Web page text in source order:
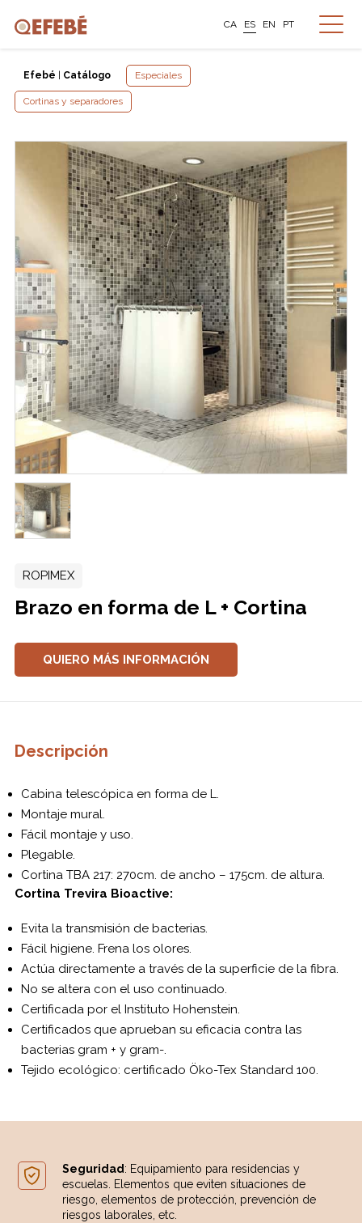
CA ES EN PT
Efebé Catálogo Especiales
Cortinas y separadores
ROPIMEX
Brazo en forma de L + Cortina
QUIERO MÁS INFORMACIÓN
Descripción
Cabina telescópica en forma de L.
Montaje mural.
Fácil montaje y uso.
Plegable.
Cortina TBA 217: 270cm. de ancho – 175cm. de altura.
Cortina Trevira Bioactive:
Evita la transmisión de bacterias.
Fácil higiene. Frena los olores.
Actúa directamente a través de la superficie de la fibra.
No se altera con el uso continuado.
Certificada por el Instituto Hohenstein.
Certificados que aprueban su eficacia contra las
bacterias gram + y gram-.
Tejido ecológico: certificado Öko-Tex Standard 100.
Seguridad : Equipamiento para residencias y
escuelas. Elementos que eviten situaciones de
riesgo, elementos de protección, prevención de
riesgos laborales, etc.